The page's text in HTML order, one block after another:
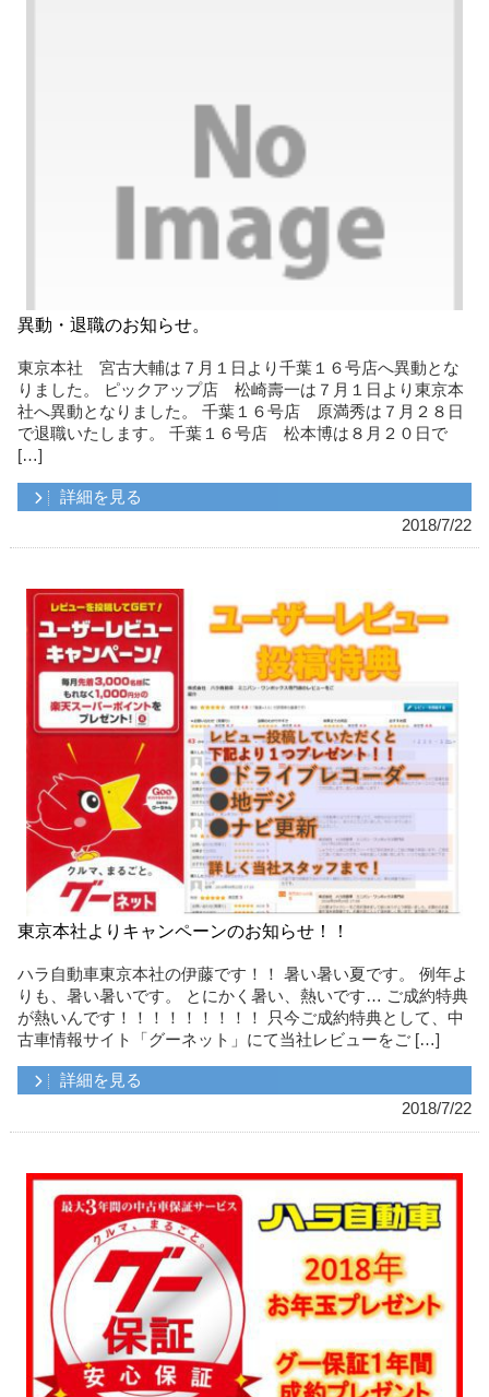
異動・退職のお知らせ。
東京本社 宮古大輔は７月１日より千葉１６号店へ異動とな
りました。 ピックアップ店 松崎壽一は７月１日より東京本
社へ異動となりました。 千葉１６号店 原満秀は７月２８日
で退職いたします。 千葉１６号店 松本博は８月２０日で
[…]
詳細を見る
2018/7/22
東京本社よりキャンペーンのお知らせ！！
ハラ自動車東京本社の伊藤です！！ 暑い暑い夏です。 例年よ
りも、暑い暑いです。 とにかく暑い、熱いです… ご成約特典
が熱いんです！！！！！！！！！ 只今ご成約特典として、中
古車情報サイト「グーネット」にて当社レビューをご […]
詳細を見る
2018/7/22